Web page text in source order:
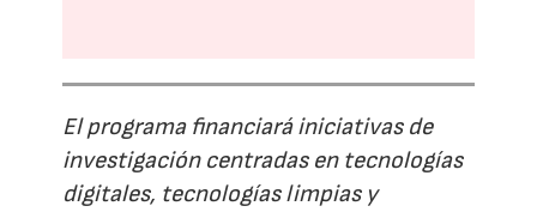
El programa financiará iniciativas de
investigación centradas en tecnologías
digitales, tecnologías limpias y